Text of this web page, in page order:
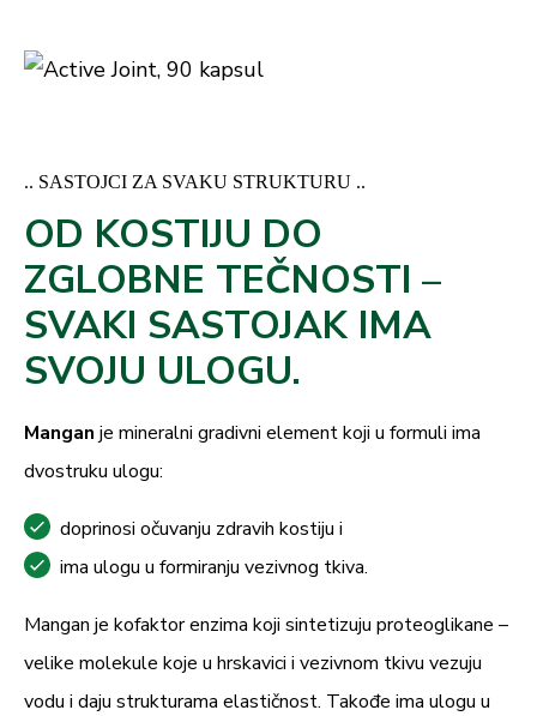
.. SASTOJCI ZA SVAKU STRUKTURU ..
OD KOSTIJU DO
ZGLOBNE TEČNOSTI –
SVAKI SASTOJAK IMA
SVOJU ULOGU.
Mangan je mineralni gradivni element koji u formuli ima
dvostruku ulogu:
doprinosi očuvanju zdravih kostiju i
ima ulogu u formiranju vezivnog tkiva.
Mangan je kofaktor enzima koji sintetizuju proteoglikane –
velike molekule koje u hrskavici i vezivnom tkivu vezuju
vodu i daju strukturama elastičnost. Takođe ima ulogu u